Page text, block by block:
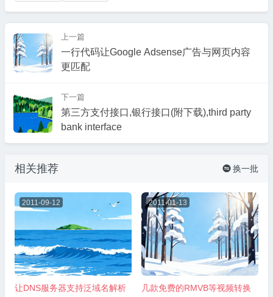
上一篇
一行代码让Google Adsense广告与网页内容
更匹配
下一篇
第三方支付接口,银行接口(附下载),third party
bank interface
相关推荐  换一批
2011-09-12
让DNS服务器支持泛域名解析
2011-01-13
几款免费的RMVB等视频转换